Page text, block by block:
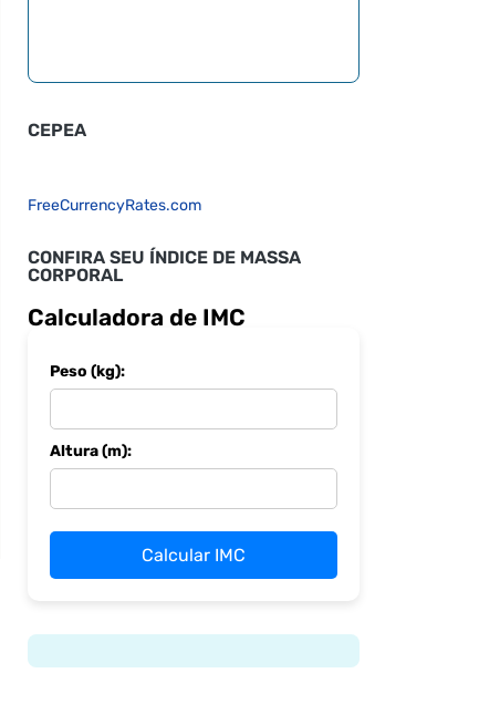
CEPEA
FreeCurrencyRates.com
CONFIRA SEU ÍNDICE DE MASSA
CORPORAL
Calculadora de IMC
Peso (kg):
Altura (m):
Calcular IMC